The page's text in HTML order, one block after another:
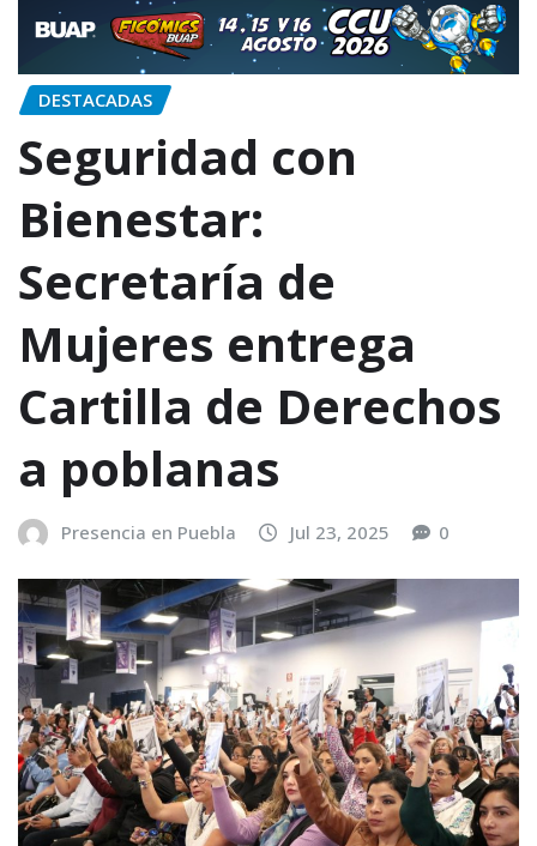
DESTACADAS
Seguridad con
Bienestar:
Secretaría de
Mujeres entrega
Cartilla de Derechos
a poblanas
Presencia en Puebla Jul 23, 2025 0